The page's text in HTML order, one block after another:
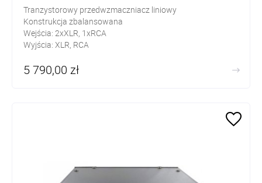
Tranzystorowy przedwzmaczniacz liniowy
Konstrukcja zbalansowana
Wejścia: 2xXLR, 1xRCA
Wyjścia: XLR, RCA
5 790,00 zł